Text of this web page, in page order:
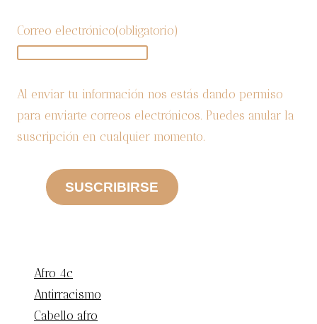
Correo electrónico(obligatorio)
Al enviar tu información nos estás dando permiso
para enviarte correos electrónicos. Puedes anular la
suscripción en cualquier momento.
SUSCRIBIRSE
Afro 4c
Antirracismo
Cabello afro